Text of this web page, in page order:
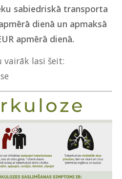
sabiedriskā transporta
dienā un apmaksā
apmērā dienā.
vairāk lasi šeit: